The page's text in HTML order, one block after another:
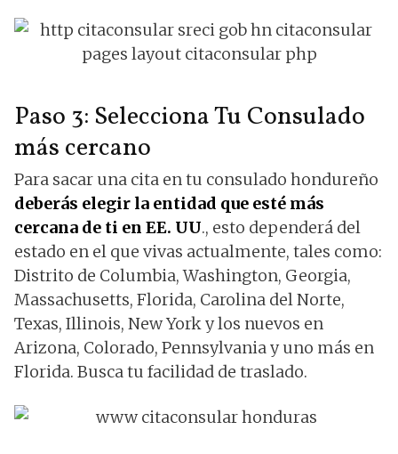
Paso 3: Selecciona Tu Consulado
más cercano
Para sacar una cita en tu consulado hondureño
deberás elegir la entidad que esté más
cercana de ti en EE. UU., esto dependerá del
estado en el que vivas actualmente, tales como:
Distrito de Columbia, Washington, Georgia,
Massachusetts, Florida, Carolina del Norte,
Texas, Illinois, New York y los nuevos en
Arizona, Colorado, Pennsylvania y uno más en
Florida. Busca tu facilidad de traslado.